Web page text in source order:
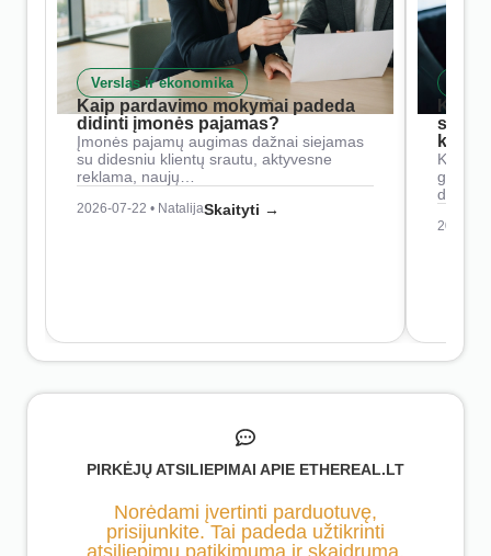
Verslas ir ekonomika
Kaip pardavimo mokymai padeda
didinti įmonės pajamas?
Įmonės pajamų augimas dažnai siejamas
su didesniu klientų srautu, aktyvesne
reklama, naujų…
2026-07-22 • NatalijaSkaityti →
Kaip
2026-
PIRKĖJŲ ATSILIEPIMAI APIE ETHEREAL.LT
Norėdami įvertinti parduotuvę,
prisijunkite. Tai padeda užtikrinti
atsiliepimų patikimumą ir skaidrumą.